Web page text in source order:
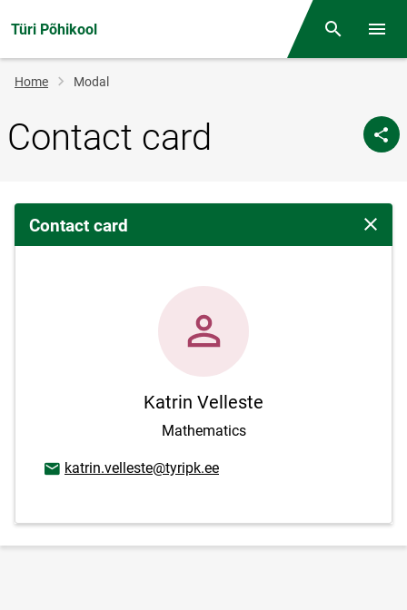
Türi Põhikool Otsing
Breadcrumb
Home Modal
Contact card
Contact card Close
Katrin Velleste
Mathematics
Email address
katrin.velleste@tyripk.ee